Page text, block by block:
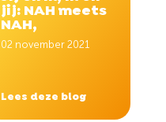
jij: NAH meets
NAH,
02 november 2021
Lees deze blog